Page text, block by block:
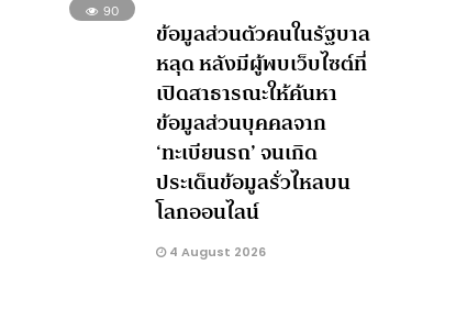
90
ข้อมูลส่วนตัวคนในรัฐบาล
หลุด หลังมีผู้พบเว็บไซต์ที่
เปิดสาธารณะให้ค้นหา
ข้อมูลส่วนบุคคลจาก
‘ทะเบียนรถ’ จนเกิด
ประเด็นข้อมูลรั่วไหลบน
โลกออนไลน์
4 August 2026